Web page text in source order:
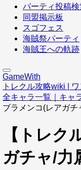
パーティ投稿検
同盟掲示板
スゴフェス
海賊祭パーティ
海賊王への軌跡
GameWith
トレクル攻略wiki |
全キャラ一覧｜キャ
ブラメンコ(レアガチ
【トレク
ガチャ/力